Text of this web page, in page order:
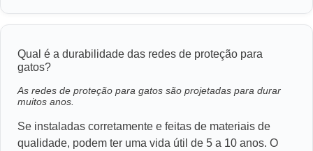
Qual é a durabilidade das redes de proteção para
gatos?
As redes de proteção para gatos são projetadas para durar
muitos anos.
Se instaladas corretamente e feitas de materiais de
qualidade, podem ter uma vida útil de 5 a 10 anos. O